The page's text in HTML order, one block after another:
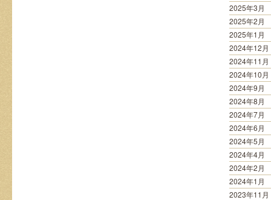
2025年3月
2025年2月
2025年1月
2024年12月
2024年11月
2024年10月
2024年9月
2024年8月
2024年7月
2024年6月
2024年5月
2024年4月
2024年2月
2024年1月
2023年11月